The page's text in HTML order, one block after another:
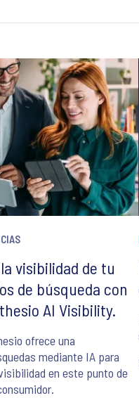
visibilidad de tu
de búsqueda con
AI Visibility.
ofrece una
mediante IA para
en este punto de